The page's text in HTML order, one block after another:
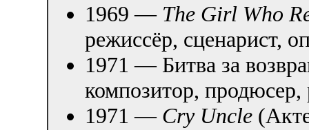
1969 — The Girl Who
режиссёр, сценарист,
1971 — Битва за
композитор, продюсер,
1971 — Cry Uncle